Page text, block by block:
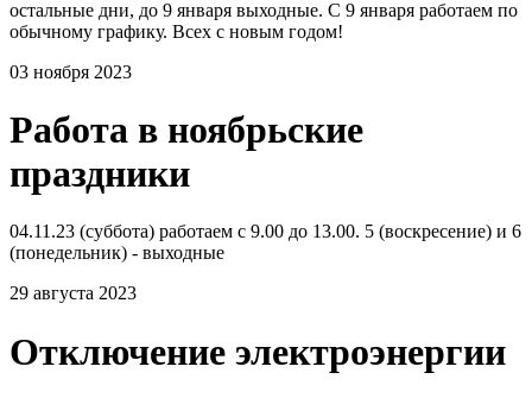
остальные дни, до 9 января выходные. С 9 января работаем по
обычному графику. Всех с новым годом!
03 ноября 2023
Работа в ноябрьские
праздники
04.11.23 (суббота) работаем с 9.00 до 13.00. 5 (воскресение) и 6
(понедельник) - выходные
29 августа 2023
Отключение электроэнергии